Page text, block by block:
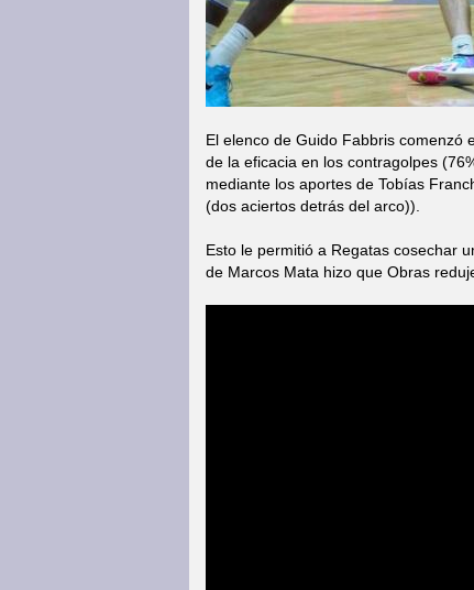
El elenco de Guido Fabbris comenzó
de la eficacia en los contragolpes
mediante los aportes de Tobías
(dos aciertos detrás del arco)).
Esto le permitió a Regatas cosechar
de Marcos Mata hizo que Obras